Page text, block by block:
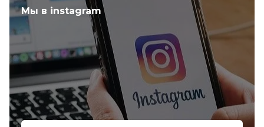
Мы в instagram